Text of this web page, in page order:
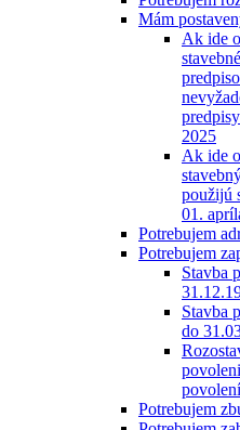
Mám
Ak ide
2025
Ak ide
použijú
01.
Potrebujem
Potrebujem
Stavba
Stavba
do
Potrebujem